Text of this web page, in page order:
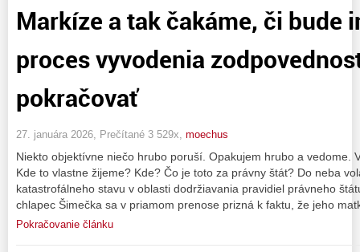
Markíze a tak čakáme, či bude
proces vyvodenia
pokračovať
27. januára 2026, Prečítané 3 529x, moechus
Niekto objektívne niečo hrubo poruší. Opakujem hrubo a vedome.
Kde to vlastne žijeme? Kde? Čo je toto za právny štát? Do neba
katastrofálneho stavu v oblasti dodržiavania pravidiel právneho
chlapec Šimečka sa v priamom prenose prizná k faktu, že jeho
Pokračovanie článku